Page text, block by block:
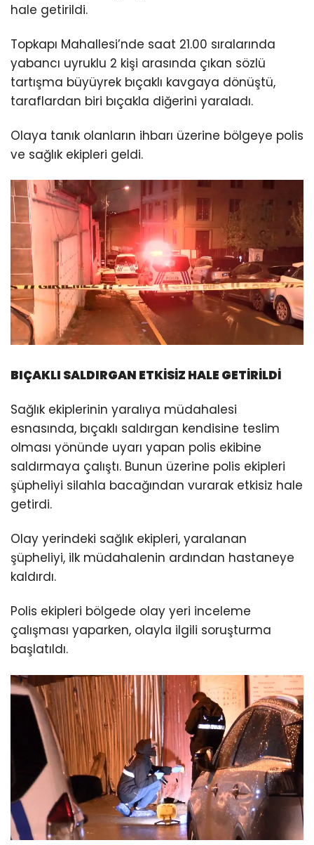
hale getirildi.
Topkapı Mahallesi’nde saat 21.00 sıralarında
yabancı uyruklu 2 kişi arasında çıkan sözlü
tartışma büyüyrek bıçaklı kavgaya dönüştü,
taraflardan biri bıçakla diğerini yaraladı.
Olaya tanık olanların ihbarı üzerine bölgeye polis
ve sağlık ekipleri geldi.
BIÇAKLI SALDIRGAN ETKİSİZ HALE GETİRİLDİ
Sağlık ekiplerinin yaralıya müdahalesi
esnasında, bıçaklı saldırgan kendisine teslim
olması yönünde uyarı yapan polis ekibine
saldırmaya çalıştı. Bunun üzerine polis ekipleri
şüpheliyi silahla bacağından vurarak etkisiz hale
getirdi.
Olay yerindeki sağlık ekipleri, yaralanan
şüpheliyi, ilk müdahalenin ardından hastaneye
kaldırdı.
Polis ekipleri bölgede olay yeri inceleme
çalışması yaparken, olayla ilgili soruşturma
başlatıldı.